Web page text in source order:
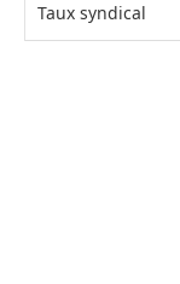
Taux syndical